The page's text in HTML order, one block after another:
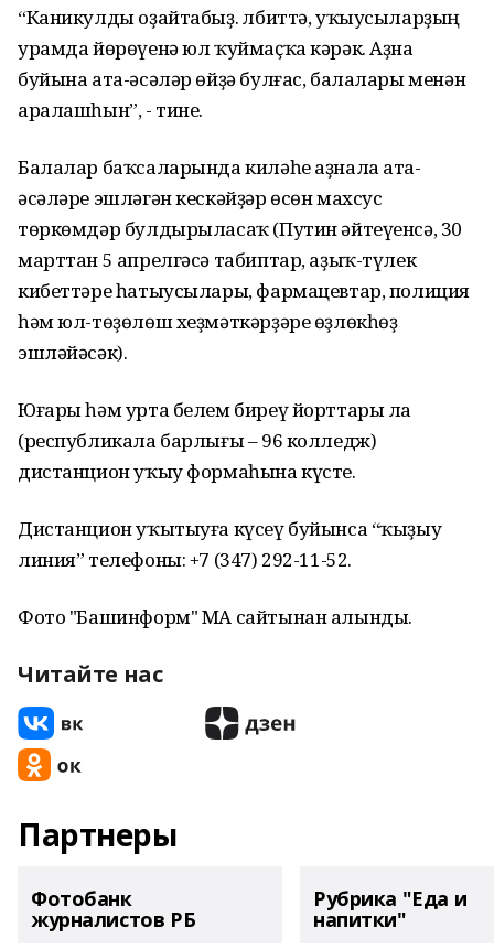
“Каникулды оҙайтабыҙ. Әлбиттә, уҡыусыларҙың
урамда йөрөүенә юл ҡуймаҫҡа кәрәк. Аҙна
буйына ата-әсәләр өйҙә булғас, балалары менән
аралашһын”, - тине.
Балалар баҡсаларында киләһе аҙнала ата-
әсәләре эшләгән кескәйҙәр өсөн махсус
төркөмдәр булдырыласаҡ (Путин әйтеүенсә, 30
марттан 5 апрелгәсә табиптар, аҙыҡ-түлек
кибеттәре һатыусылары, фармацевтар, полиция
һәм юл-төҙөлөш хеҙмәткәрҙәре өҙлөкһөҙ
эшләйәсәк).
Юғары һәм урта белем биреү йорттары ла
(республикала барлығы – 96 колледж)
дистанцион уҡыу формаһына күсте.
Дистанцион уҡытыуға күсеү буйынса “ҡыҙыу
линия” телефоны: +7 (347) 292-11-52.
Фото "Башинформ" МА сайтынан алынды.
Читайте нас
Партнеры
Фотобанк
журналистов РБ
Рубрика "Еда и
напитки"